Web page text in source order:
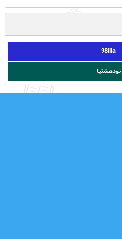
98iiia
نودهشتیا